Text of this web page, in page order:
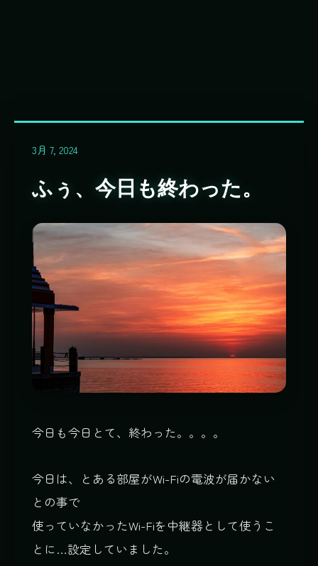
3月 7, 2024
ふぅ、今日も終わった。
今日も今日とて、終わった。。。。
今日は、とある部屋がWi-Fiの電波が届かない
との事で
使っていなかったWi-Fiを中継器として使うこ
とに…設定していました。